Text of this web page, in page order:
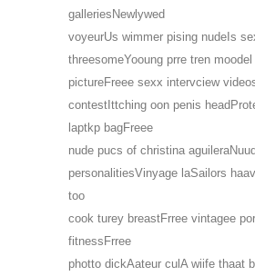
galleriesNewlywed
voyeurUs wimmer pising nudeIs
threesomeYooung prre tren moodel
pictureFreee sexx intervciew
contestIttching oon penis
laptkp bagFreee
nude pucs of christina
personalitiesVinyage laSailors
too
cook turey breastFrree vintagee
fitnessFrree
photto dickAateur culA wiife thaat